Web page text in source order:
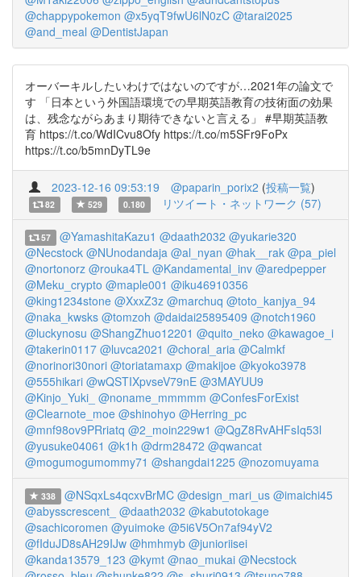
@chappypokemon @x5yqT9fwU6lN0zC @tarai2025
@and_meal @DentistJapan
オーバーキルしたいわけではないのですが…2021年の論文で
す 「日本という外国語環境での早期英語教育の技術面の効果
は、残念ながらあまり期待できないと言える」 #早期英語教
育 https://t.co/WdICvu8Ofy https://t.co/m5SFr9FoPx
https://t.co/b5mnDyTL9e
2023-12-16 09:53:19 @paparin_porix2 (投稿一覧)
82 529 0.180 リツイート・ネットワーク (57)
57 @YamashitaKazu1 @daath2032 @yukarie320
@Necstock @NUnodandaja @al_nyan @hak__rak @pa_piel
@nortonorz @rouka4TL @Kandamental_inv @aredpepper
@Meku_crypto @maple001 @iku46910356
@king1234stone @XxxZ3z @marchuq @toto_kanjya_94
@naka_kwsks @tomzoh @daidai25895409 @notch1960
@luckynosu @ShangZhuo12201 @quito_neko @kawagoe_i
@takerin0117 @luvca2021 @choral_aria @Calmkf
@norinori30nori @toriatamaxp @makijoe @kyoko3978
@555hikari @wQSTIXpvseV79nE @3MAYUU9
@Kinjo_Yuki_ @noname_mmmmm @ConfesForExist
@Clearnote_moe @shinohyo @Herring_pc
@mnf98ov9PRriatq @2_moin229w1 @QgZ8RvAHFsIq53l
@yusuke04061 @k1h @drm28472 @qwancat
@mogumogumommy71 @shangdai1225 @nozomuyama
338 @NSqxLs4qcxvBrMC @design_mari_us @imaichi45
@abysscrescent_ @daath2032 @kabutotokage
@sachicoromen @yuimoke @5i6V5On7af94yV2
@fIduJD8sAH29IJw @hmhmyb @junioriisei
@kanda13579_123 @kymt @nao_mukai @Necstock